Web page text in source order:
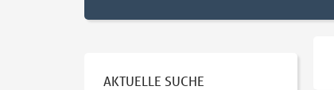
AKTUELLE SUCHE